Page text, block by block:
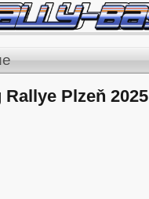
Rallye Plzeň 2025